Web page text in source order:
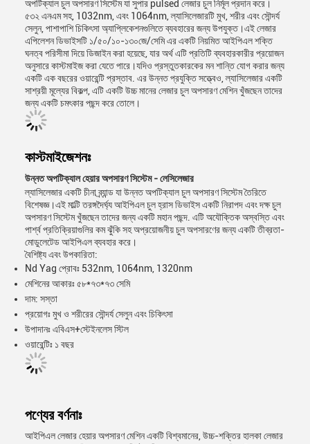
অপটিক্যাল চুল অপসারণ সিস্টেম যা সুপার pulsed লেজার চুল নির্মূল প্রদান করে।
৫৩২ এনএম সহ, 1032nm, এবং 1064nm, ল্যাসিলেজারটি মুখ, শরীর এবং সৌন্দর্য
সেলুন, পাশাপাশি চিকিৎসা অ্যাপ্লিকেশনগুলিতে ব্যবহারের জন্য উপযুক্ত।এই লেজার
এপিলেশন ডিভাইসটি ১/৫০/১০-১৩০জে/সেমি এর একটি নিয়মিত আইপিএল শক্তি
ঘনত্ব পরিসীমা দিয়ে ডিজাইন করা হয়েছে, যার অর্থ এটি প্রতিটি ব্যবহারকারীর প্রয়োজন
অনুসারে কাস্টমাইজ করা যেতে পারে।যদিও প্রস্তুতকারকের মন শান্তি যোগ করার জন্য
একটি এক বছরের ওয়ারেন্টি প্রস্তাব. এর উন্নত প্রযুক্তি সত্ত্বেও, ল্যাসিলেজার একটি
সাশ্রয়ী মূল্যের বিকল্প, এটি একটি উচ্চ মানের লেজার চুল অপসারণ মেশিন খুঁজছেন তাদের
জন্য একটি চমৎকার পছন্দ করে তোলে।
কাস্টমাইজেশনঃ
উন্নত অপটিক্যাল হেয়ার অপসারণ সিস্টেম - লেসিলেজার
ল্যাসিলেজার একটি চীনা ব্র্যান্ড যা উন্নত অপটিক্যাল চুল অপসারণ সিস্টেম তৈরিতে
বিশেষজ্ঞ।এই মাল্টি তরঙ্গদৈর্ঘ্য আইপিএল চুল হ্রাস ডিভাইস একটি নিরাপদ এবং দক্ষ চুল
অপসারণ সিস্টেম খুঁজছেন তাদের জন্য একটি মহান পছন্দ. এটি অযৌক্তিক অস্বস্তি এবং
পার্শ্ব প্রতিক্রিয়াগুলির কম ঝুঁকি সহ অপ্রয়োজনীয় চুল অপসারণের জন্য একটি তীব্রতা-
মোডুলেটেড আইপিএল ব্যবহার করে।
বৈশিষ্ট্য এবং উপকারিতা:
Nd Yag প্রোবঃ 532nm, 1064nm, 1320nm
মেশিনের আকারঃ ৫৮*৭৩*৭৩ সেমি
দাম: সস্তা
প্রয়োগঃ মুখ ও শরীরের সৌন্দর্য সেলুন এবং চিকিৎসা
উপাদানঃ এবিএস+স্টেইনলেস স্টিল
ওয়ারেন্টিঃ ১ বছর
পণ্যের বর্ণনাঃ
আইপিএল লেজার হেয়ার অপসারণ মেশিন একটি বিশ্বমানের, উচ্চ-শক্তির হালকা লেজার